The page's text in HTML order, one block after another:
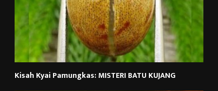
Kisah Kyai Pamungkas: MISTERI BATU KUJANG